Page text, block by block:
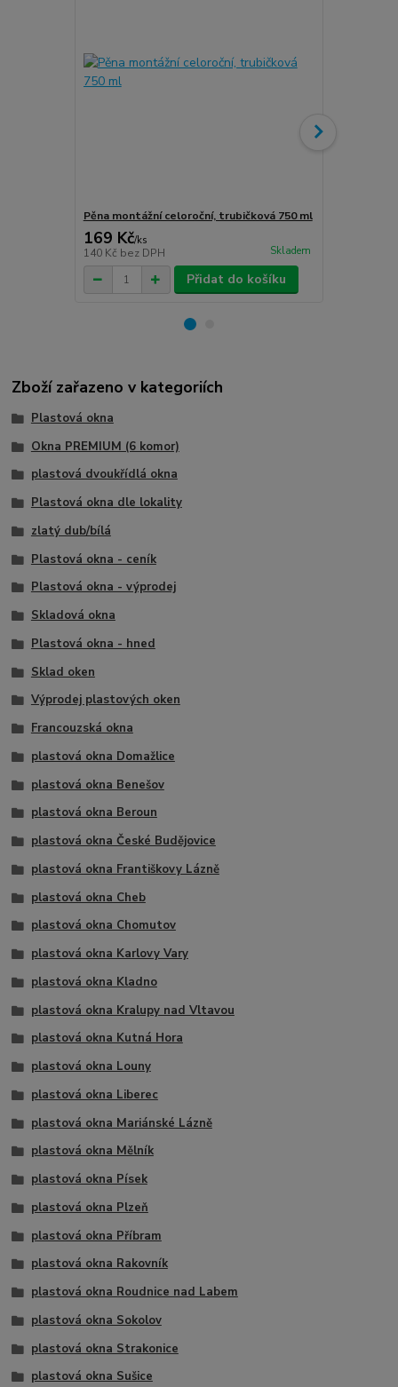
Pěna montážní celoroční, trubičková 750 ml
169 Kč/ks
140 Kč bez DPH Skladem
Přidat do košíku
Zboží zařazeno v kategoriích
Plastová okna
Okna PREMIUM (6 komor)
plastová dvoukřídlá okna
Plastová okna dle lokality
zlatý dub/bílá
Plastová okna - ceník
Plastová okna - výprodej
Skladová okna
Plastová okna - hned
Sklad oken
Výprodej plastových oken
Francouzská okna
plastová okna Domažlice
plastová okna Benešov
plastová okna Beroun
plastová okna České Budějovice
plastová okna Františkovy Lázně
plastová okna Cheb
plastová okna Chomutov
plastová okna Karlovy Vary
plastová okna Kladno
plastová okna Kralupy nad Vltavou
plastová okna Kutná Hora
plastová okna Louny
plastová okna Liberec
plastová okna Mariánské Lázně
plastová okna Mělník
plastová okna Písek
plastová okna Plzeň
plastová okna Příbram
plastová okna Rakovník
plastová okna Roudnice nad Labem
plastová okna Sokolov
plastová okna Strakonice
plastová okna Sušice